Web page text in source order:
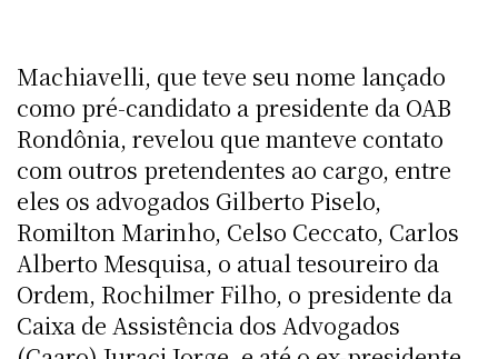
Machiavelli, que teve seu nome lançado
como pré-candidato a presidente da OAB
Rondônia, revelou que manteve contato
com outros pretendentes ao cargo, entre
eles os advogados Gilberto Piselo,
Romilton Marinho, Celso Ceccato, Carlos
Alberto Mesquisa, o atual tesoureiro da
Ordem, Rochilmer Filho, o presidente da
Caixa de Assistência dos Advogados